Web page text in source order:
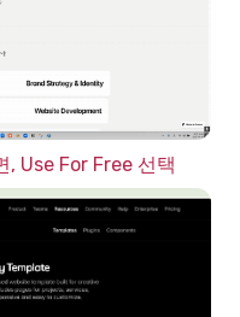
, Use For Free 선택